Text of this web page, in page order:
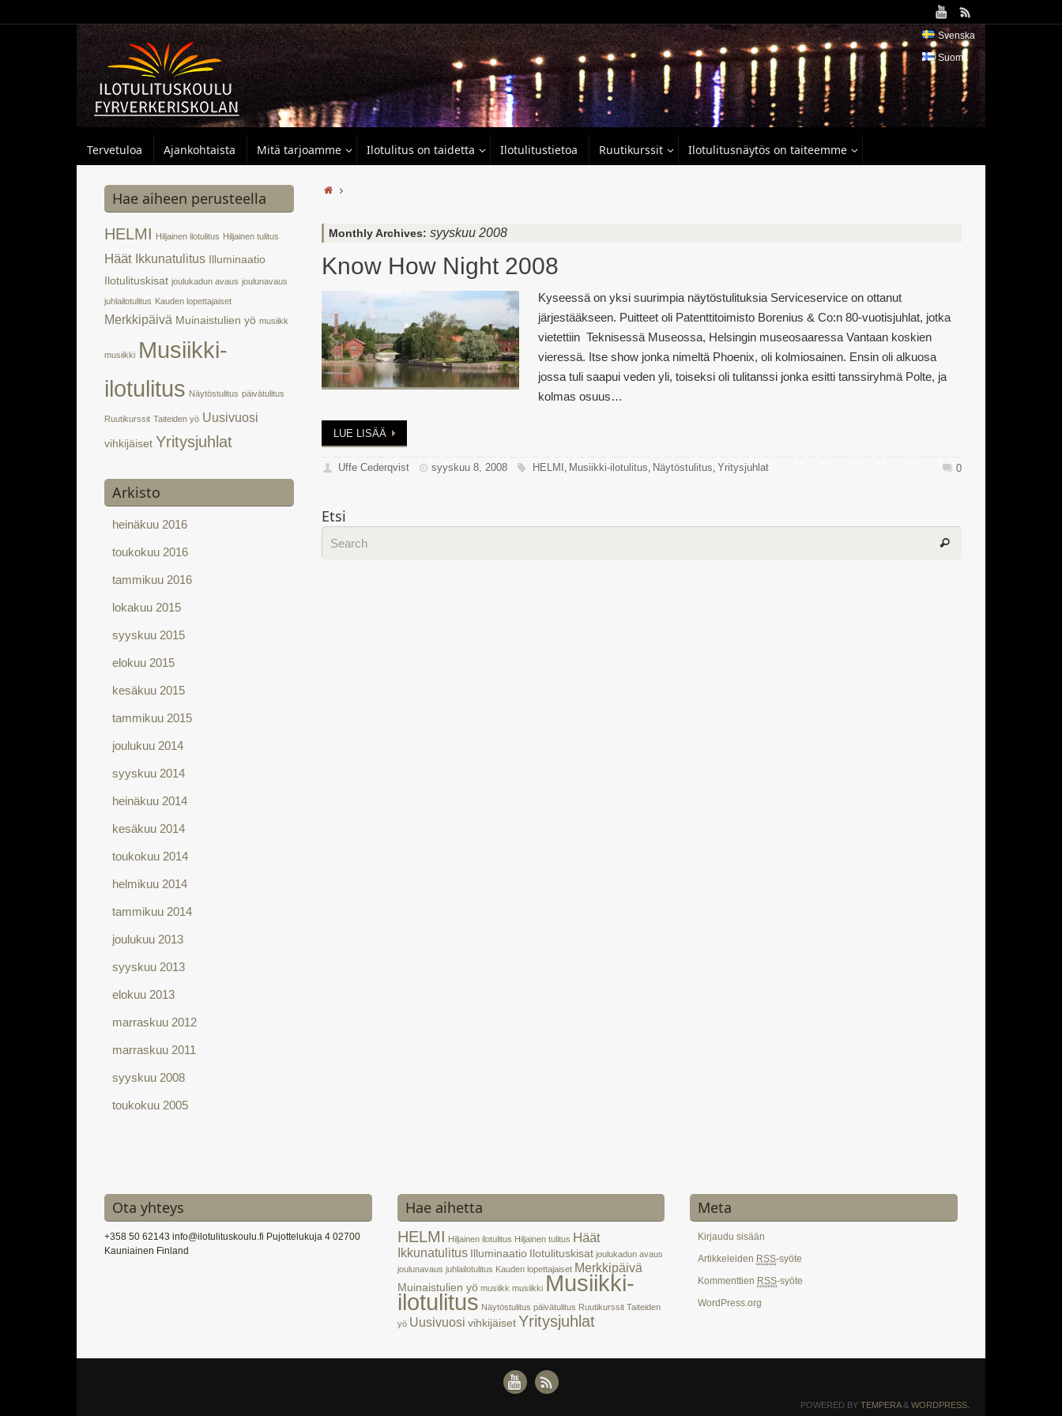
Svenska
Suomi
Tervetuloa Ajankohtaista Mitä tarjoamme Ilotulitus on taidetta Ilotulitustietoa Ruutikurssit Ilotulitusnäytös on taiteemme
Monthly Archives: syyskuu 2008
Know How Night 2008
Kyseessä on yksi suurimpia näytöstulituksia Serviceservice on ottanut
järjestääkseen. Puitteet oli Patenttitoimisto Borenius & Co:n 80-vuotisjuhlat, jotka
vietettiin Teknisessä Museossa, Helsingin museosaaressa Vantaan koskien
vieressä. Itse show jonka nimeltä Phoenix, oli kolmiosainen. Ensin oli alkuosa
jossa tuli saapui veden yli, toiseksi oli tulitanssi jonka esitti tanssiryhmä Polte, ja
kolmas osuus…
LUE LISÄÄ
Uffe Cederqvist syyskuu 8, 2008 HELMI , Musiikki-ilotulitus, Näytöstulitus, Yritysjuhlat 0
Etsi
Hae aiheen perusteella
HELMI Hiljainen ilotulitus Hiljainen tulitus
Häät Ikkunatulitus
Illuminaatio
Ilotulituskisat joulukadun avaus joulunavaus
juhlailotulitus Kauden lopettajaiset
Merkkipäivä Muinaistulien yö musiikk
musiikki Musiikki-
ilotulitus Näytöstulitus päivätulitus
Ruutikurssit Taiteiden yö Uusivuosi
vihkijäiset Yritysjuhlat
Arkisto
heinäkuu 2016
toukokuu 2016
tammikuu 2016
lokakuu 2015
syyskuu 2015
elokuu 2015
kesäkuu 2015
tammikuu 2015
joulukuu 2014
syyskuu 2014
heinäkuu 2014
kesäkuu 2014
toukokuu 2014
helmikuu 2014
tammikuu 2014
joulukuu 2013
syyskuu 2013
elokuu 2013
marraskuu 2012
marraskuu 2011
syyskuu 2008
toukokuu 2005
Ota yhteys
+358 50 62143 info@ilotulituskoulu.fi Pujottelukuja 4 02700
Kauniainen Finland
Hae aihetta
HELMI Hiljainen ilotulitus Hiljainen tulitus Häät
Ikkunatulitus Illuminaatio Ilotulituskisat joulukadun avaus
joulunavaus juhlailotulitus Kauden lopettajaiset Merkkipäivä
Muinaistulien yö musiikk musiikki Musiikki-
ilotulitus Näytöstulitus päivätulitus Ruutikurssit Taiteiden
yö Uusivuosi vihkijäiset Yritysjuhlat
Meta
Kirjaudu sisään
Artikkeleiden RSS-syöte
Kommenttien RSS-syöte
WordPress.org
POWERED BY TEMPERA& WORDPRESS.